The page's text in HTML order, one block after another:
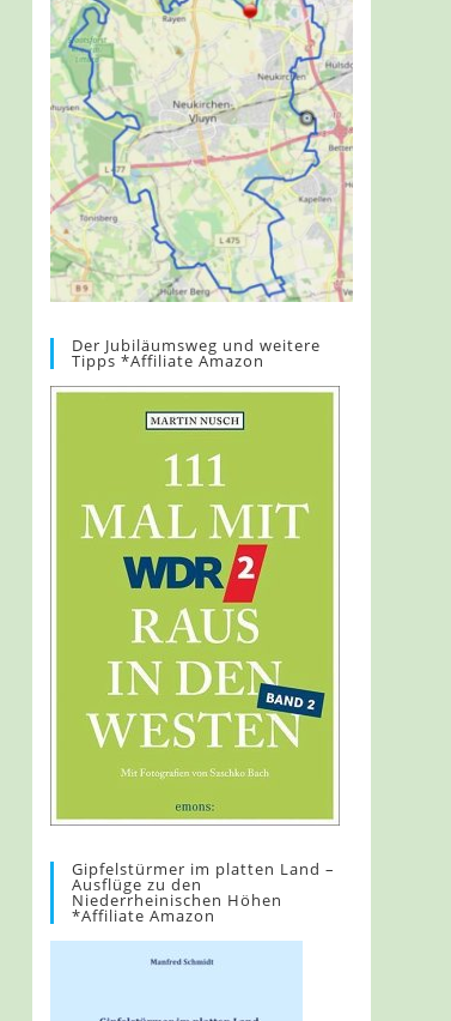
Der Jubiläumsweg und weitere
Tipps *Affiliate Amazon
Gipfelstürmer im platten Land –
Ausflüge zu den
Niederrheinischen Höhen
*Affiliate Amazon